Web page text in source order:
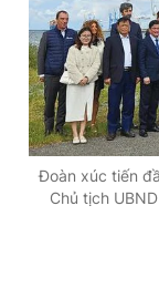
Đoàn xúc tiến
Chủ tịch